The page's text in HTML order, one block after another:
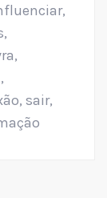
,
,
,
,
, sair,